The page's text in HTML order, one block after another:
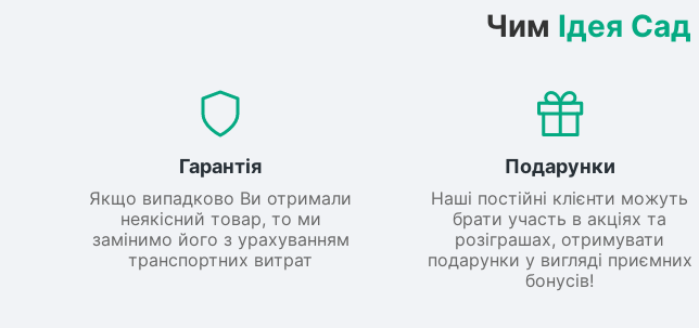
Чим Ідея Сад
Гарантія
Якщо випадково Ви отримали
неякісний товар, то ми
замінимо його з урахуванням
транспортних витрат
Подарунки
Наші постійні клієнти можуть
брати участь в акціях та
розіграшах, отримувати
подарунки у вигляді приємних
бонусів!